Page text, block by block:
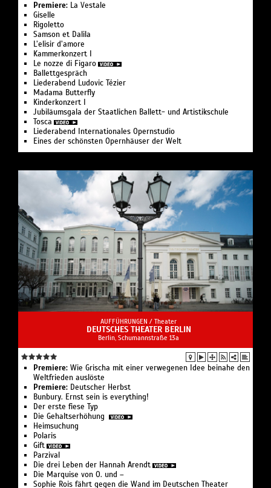
Premiere: La Vestale
Giselle
Rigoletto
Samson et Dalila
L’elisir d’amore
Kam­mer­kon­zert I
Le nozze di Figaro
Ballettgespräch
Liederabend Ludovic Tézier
Madama Butterfly
Kinderkonzert I
Jubiläumsgala der Staatlichen Ballett- und Artistikschule
Tosca
Liederabend Internationales Opernstudio
Eines der schönsten Opernhäuser der Welt
AUFFÜHRUNGEN / Theater
DEUTSCHES THEATER BERLIN
Berlin, Schumannstraße 13a
Premiere: Wie Grischa mit einer verwegenen Idee beinahe den
Weltfrieden auslöste
Premiere: Deutscher Herbst
Bunbury. Ernst sein is everything!
Der erste fiese Typ
Die Gehaltserhöhung
Heimsuchung
Polaris
Gift
Parzival
Die drei Leben der Hannah Arendt
Die Marquise von O. und –
Sophie Rois fährt gegen die Wand im Deutschen Theater